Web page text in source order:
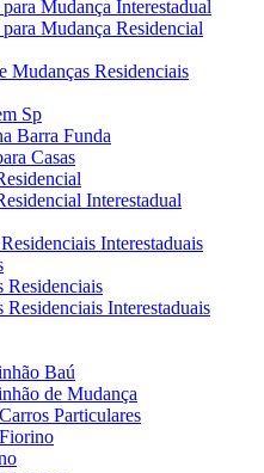
Mudança Interestadual
Mudança Residencial
Mudanças Residenciais
Sp
Barra Funda
Casas
Interestadual
Interestaduais
Residenciais
Residenciais Interestaduais
Baú
de Mudança
Particulares